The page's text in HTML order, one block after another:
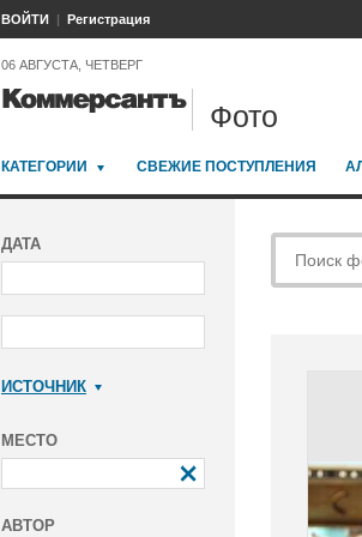
ВОЙТИ Регистрация
06 АВГУСТА, ЧЕТВЕРГ
Фото
КАТЕГОРИИ СВЕЖИЕ ПОСТУПЛЕНИЯ
ДАТА
ИСТОЧНИК
МЕСТО
АВТОР